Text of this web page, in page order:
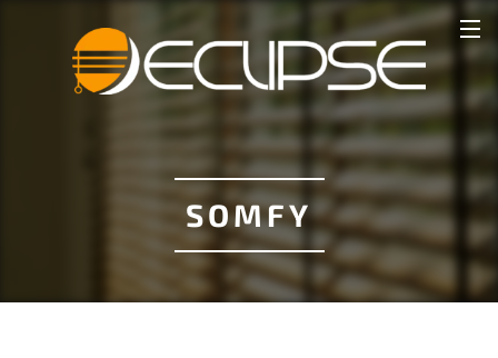
SOMFY